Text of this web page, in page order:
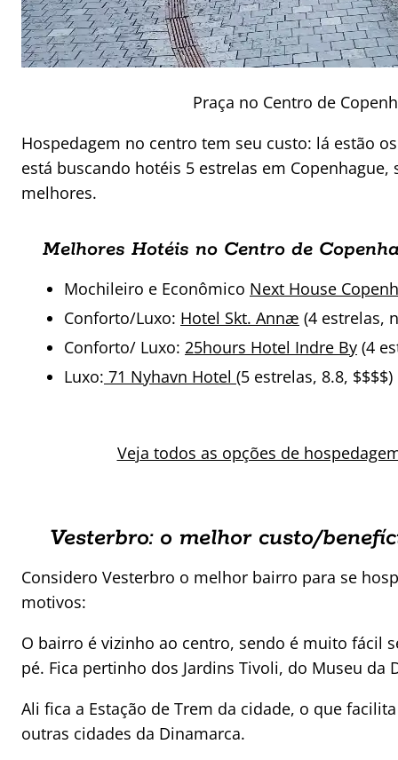
Praça no Centro de
Hospedagem no centro tem seu custo: lá estão
está buscando hotéis 5 estrelas em
melhores.
Melhores Hotéis no Centro de
Mochileiro e Econômico Next House
Conforto/Luxo: Hotel Skt. Annæ (4 estrelas,
Conforto/ Luxo: 25hours Hotel Indre By (4
Luxo: 71 Nyhavn Hotel (5 estrelas, 8.8, $$$$)
Veja todos as opções de
Vesterbro: o melhor custo/
Considero Vesterbro o melhor bairro para se
motivos:
O bairro é vizinho ao centro, sendo é muito fácil
pé. Fica pertinho dos Jardins Tivoli, do Museu da
Ali fica a Estação de Trem da cidade, o que
outras cidades da Dinamarca.